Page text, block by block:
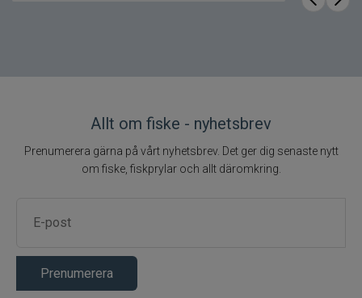
Allt om fiske - nyhetsbrev
Prenumerera gärna på vårt nyhetsbrev. Det ger dig senaste nytt
om fiske, fiskprylar och allt däromkring.
Prenumerera